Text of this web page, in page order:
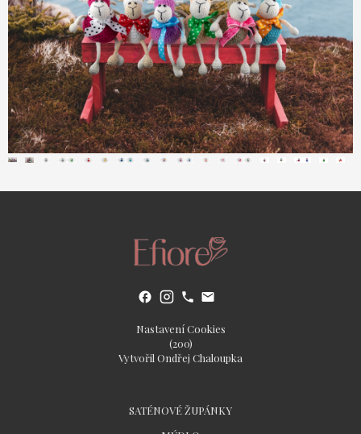
Nastavení Cookies
(200)
Vytvořil Ondřej Chaloupka
SATÉNOVÉ ŽUPÁNKY